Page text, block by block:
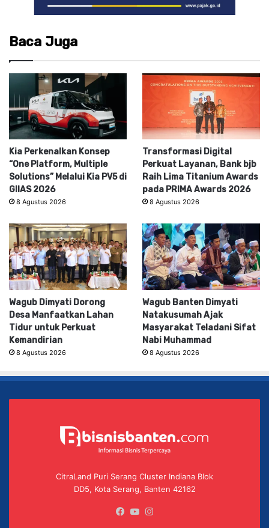
Baca Juga
Kia Perkenalkan Konsep
“One Platform, Multiple
Solutions” Melalui Kia PV5 di
GIIAS 2026
8 Agustus 2026
Transformasi Digital
Perkuat Layanan, Bank bjb
Raih Lima Titanium Awards
pada PRIMA Awards 2026
8 Agustus 2026
Wagub Dimyati Dorong
Desa Manfaatkan Lahan
Tidur untuk Perkuat
Kemandirian
8 Agustus 2026
Wagub Banten Dimyati
Natakusumah Ajak
Masyarakat Teladani Sifat
Nabi Muhammad
8 Agustus 2026
CitraLand Puri Serang Cluster Indiana Blok
DD5, Kota Serang, Banten 42162
Facebook
YouTube